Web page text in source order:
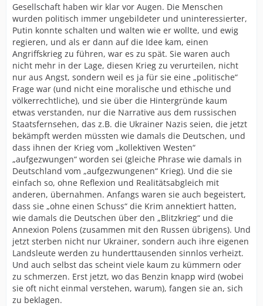
Gesellschaft haben wir klar vor Augen. Die Menschen
wurden politisch immer ungebildeter und uninteressierter,
Putin konnte schalten und walten wie er wollte, und ewig
regieren, und als er dann auf die Idee kam, einen
Angriffskrieg zu führen, war es zu spät. Sie waren auch
nicht mehr in der Lage, diesen Krieg zu verurteilen, nicht
nur aus Angst, sondern weil es ja für sie eine „politische“
Frage war (und nicht eine moralische und ethische und
völkerrechtliche), und sie über die Hintergründe kaum
etwas verstanden, nur die Narrative aus dem russischen
Staatsfernsehen, das z.B. die Ukrainer Nazis seien, die jetzt
bekämpft werden müssten wie damals die Deutschen, und
dass ihnen der Krieg vom „kollektiven Westen“
„aufgezwungen“ worden sei (gleiche Phrase wie damals in
Deutschland vom „aufgezwungenen“ Krieg). Und die sie
einfach so, ohne Reflexion und Realitätsabgleich mit
anderen, übernahmen. Anfangs waren sie auch begeistert,
dass sie „ohne einen Schuss“ die Krim annektiert hatten,
wie damals die Deutschen über den „Blitzkrieg“ und die
Annexion Polens (zusammen mit den Russen übrigens). Und
jetzt sterben nicht nur Ukrainer, sondern auch ihre eigenen
Landsleute werden zu hunderttausenden sinnlos verheizt.
Und auch selbst das scheint viele kaum zu kümmern oder
zu schmerzen. Erst jetzt, wo das Benzin knapp wird (wobei
sie oft nicht einmal verstehen, warum), fangen sie an, sich
zu beklagen.